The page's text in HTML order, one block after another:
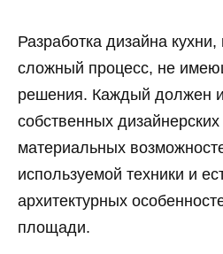
Разработка дизайна
сложный процесс, не
решения. Каждый должен
собственных
материальных
используемой техники и
архитектурных
площади.